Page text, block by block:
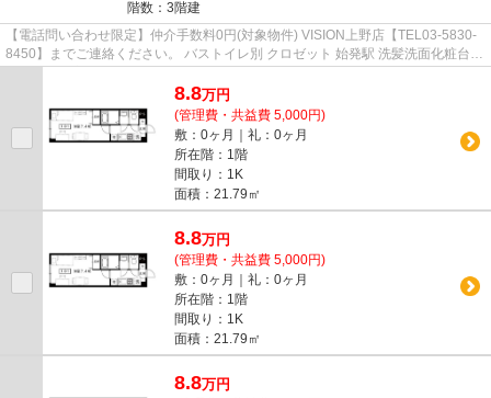
階数：3階建
【電話問い合わせ限定】仲介手数料0円(対象物件) VISION上野店【TEL03-5830-
8450】までご連絡ください。 バストイレ別 クロゼット 始発駅 洗髪洗面化粧台
温水洗浄便座
8.8万円
(管理費・共益費 5,000円)
敷：0ヶ月｜礼：0ヶ月
所在階：1階
間取り：1K
面積：21.79㎡
8.8万円
(管理費・共益費 5,000円)
敷：0ヶ月｜礼：0ヶ月
所在階：1階
間取り：1K
面積：21.79㎡
8.8万円